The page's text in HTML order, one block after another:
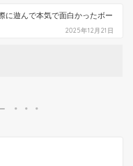
に遊んで本気で面白かったボー
2025年12月21日